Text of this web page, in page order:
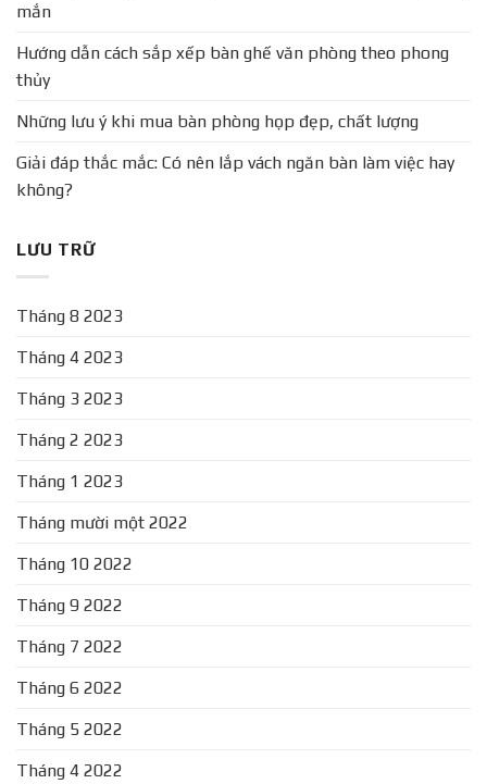
mắn
Hướng dẫn cách sắp xếp bàn ghế văn phòng theo phong
thủy
Những lưu ý khi mua bàn phòng họp đẹp, chất lượng
Giải đáp thắc mắc: Có nên lắp vách ngăn bàn làm việc hay
không?
LƯU TRỮ
Tháng 8 2023
Tháng 4 2023
Tháng 3 2023
Tháng 2 2023
Tháng 1 2023
Tháng mười một 2022
Tháng 10 2022
Tháng 9 2022
Tháng 7 2022
Tháng 6 2022
Tháng 5 2022
Tháng 4 2022